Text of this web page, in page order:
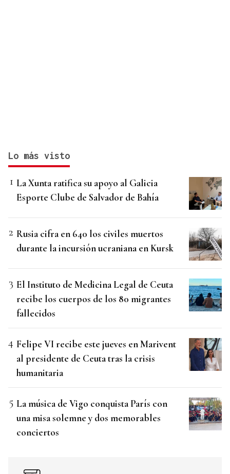
Lo más visto
La Xunta ratifica su apoyo al Galicia
Esporte Clube de Salvador de Bahía
Rusia cifra en 640 los civiles muertos
durante la incursión ucraniana en Kursk
El Instituto de Medicina Legal de Ceuta
recibe los cuerpos de los 80 migrantes
fallecidos
Felipe VI recibe este jueves en Marivent
al presidente de Ceuta tras la crisis
humanitaria
La música de Vigo conquista París con
una misa solemne y dos memorables
conciertos